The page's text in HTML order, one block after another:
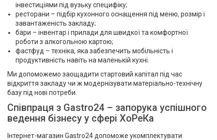
інвестиціями під вузьку специфіку;
ресторани – підбір кухонного оснащення під меню, розмір і
завантаженість закладу;
бари – інвентар і прилади для швидкої та комфортної
роботи з алкогольною картою;
фастфуд – техніка, яка забезпечить мобільність і
продуктивність навіть на маленькій кухні.
Ми допоможемо заощадити стартовий капітал під час
відкриття закладу чи ж модернізувати матеріально-технічну
базу під нові потреби.
Співпраця з Gastro24 – запорука успішного
ведення бізнесу у сфері ХоРеКа
Інтернет-магазин Gastro24 допоможе укомплектувати